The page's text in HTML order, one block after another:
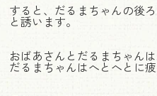
すると、だるまちゃんの後
と誘います。
おばあさんとだるまちゃん
だるまちゃんはへとへとに